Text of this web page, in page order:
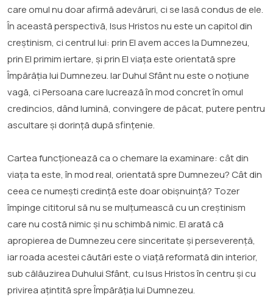
care omul nu doar afirmă adevăruri, ci se lasă condus de ele.
În această perspectivă, Isus Hristos nu este un capitol din
creștinism, ci centrul lui: prin El avem acces la Dumnezeu,
prin El primim iertare, și prin El viața este orientată spre
Împărăția lui Dumnezeu. Iar Duhul Sfânt nu este o noțiune
vagă, ci Persoana care lucrează în mod concret în omul
credincios, dând lumină, convingere de păcat, putere pentru
ascultare și dorință după sfințenie.
Cartea funcționează ca o chemare la examinare: cât din
viața ta este, în mod real, orientată spre Dumnezeu? Cât din
ceea ce numești credință este doar obișnuință? Tozer
împinge cititorul să nu se mulțumească cu un creștinism
care nu costă nimic și nu schimbă nimic. El arată că
apropierea de Dumnezeu cere sinceritate și perseverență,
iar roada acestei căutări este o viață reformată din interior,
sub călăuzirea Duhului Sfânt, cu Isus Hristos în centru și cu
privirea ațintită spre Împărăția lui Dumnezeu.